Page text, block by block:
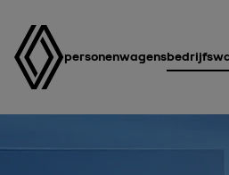
personenwagens